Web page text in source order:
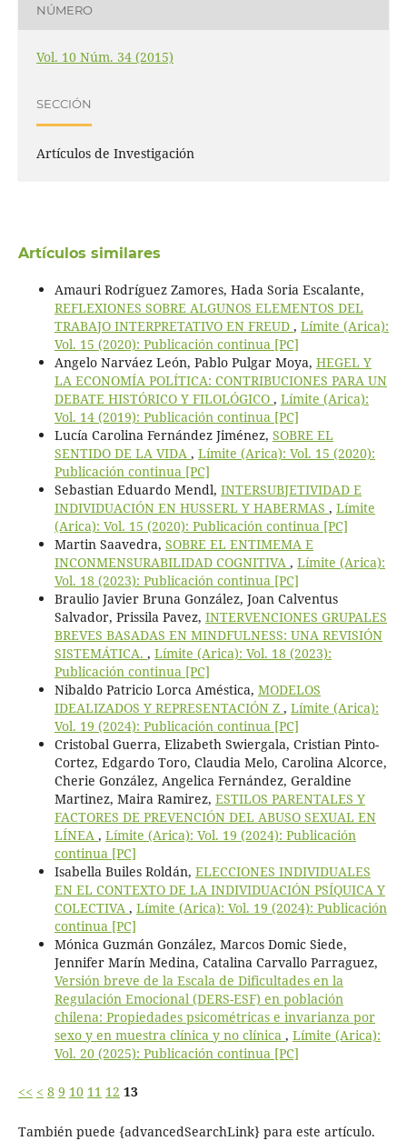
NÚMERO
Vol. 10 Núm. 34 (2015)
SECCIÓN
Artículos de Investigación
Artículos similares
Amauri Rodríguez Zamores, Hada Soria Escalante,
REFLEXIONES SOBRE ALGUNOS ELEMENTOS DEL
TRABAJO INTERPRETATIVO EN FREUD , Límite (Arica):
Vol. 15 (2020): Publicación continua [PC]
Angelo Narváez León, Pablo Pulgar Moya, HEGEL Y
LA ECONOMÍA POLÍTICA: CONTRIBUCIONES PARA UN
DEBATE HISTÓRICO Y FILOLÓGICO , Límite (Arica):
Vol. 14 (2019): Publicación continua [PC]
Lucía Carolina Fernández Jiménez, SOBRE EL
SENTIDO DE LA VIDA , Límite (Arica): Vol. 15 (2020):
Publicación continua [PC]
Sebastian Eduardo Mendl, INTERSUBJETIVIDAD E
INDIVIDUACIÓN EN HUSSERL Y HABERMAS , Límite
(Arica): Vol. 15 (2020): Publicación continua [PC]
Martin Saavedra, SOBRE EL ENTIMEMA E
INCONMENSURABILIDAD COGNITIVA , Límite (Arica):
Vol. 18 (2023): Publicación continua [PC]
Braulio Javier Bruna González, Joan Calventus
Salvador, Prissila Pavez, INTERVENCIONES GRUPALES
BREVES BASADAS EN MINDFULNESS: UNA REVISIÓN
SISTEMÁTICA. , Límite (Arica): Vol. 18 (2023):
Publicación continua [PC]
Nibaldo Patricio Lorca Améstica, MODELOS
IDEALIZADOS Y REPRESENTACIÓN Z , Límite (Arica):
Vol. 19 (2024): Publicación continua [PC]
Cristobal Guerra, Elizabeth Swiergala, Cristian Pinto-
Cortez, Edgardo Toro, Claudia Melo, Carolina Alcorce,
Cherie González, Angelica Fernández, Geraldine
Martinez, Maira Ramirez, ESTILOS PARENTALES Y
FACTORES DE PREVENCIÓN DEL ABUSO SEXUAL EN
LÍNEA , Límite (Arica): Vol. 19 (2024): Publicación
continua [PC]
Isabella Builes Roldán, ELECCIONES INDIVIDUALES
EN EL CONTEXTO DE LA INDIVIDUACIÓN PSÍQUICA Y
COLECTIVA , Límite (Arica): Vol. 19 (2024): Publicación
continua [PC]
Mónica Guzmán González, Marcos Domic Siede,
Jennifer Marín Medina, Catalina Carvallo Parraguez,
Versión breve de la Escala de Dificultades en la
Regulación Emocional (DERS-ESF) en población
chilena: Propiedades psicométricas e invarianza por
sexo y en muestra clínica y no clínica , Límite (Arica):
Vol. 20 (2025): Publicación continua [PC]
<< < 8 9 10 11 12 13
También puede {advancedSearchLink} para este artículo.